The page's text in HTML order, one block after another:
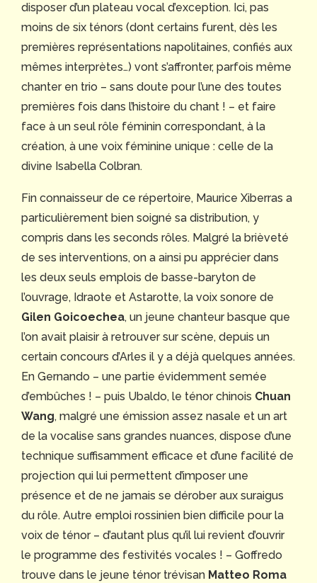
disposer d’un plateau vocal d’exception. Ici, pas
moins de six ténors (dont certains furent, dès les
premières représentations napolitaines, confiés aux
mêmes interprètes…) vont s’affronter, parfois même
chanter en trio – sans doute pour l’une des toutes
premières fois dans l’histoire du chant ! – et faire
face à un seul rôle féminin correspondant, à la
création, à une voix féminine unique : celle de la
divine Isabella Colbran.
Fin connaisseur de ce répertoire, Maurice Xiberras a
particulièrement bien soigné sa distribution, y
compris dans les seconds rôles. Malgré la brièveté
de ses interventions, on a ainsi pu apprécier dans
les deux seuls emplois de basse-baryton de
l’ouvrage, Idraote et Astarotte, la voix sonore de
Gilen Goicoechea, un jeune chanteur basque que
l’on avait plaisir à retrouver sur scène, depuis un
certain concours d’Arles il y a déjà quelques années.
En Gernando – une partie évidemment semée
d’embûches ! – puis Ubaldo, le ténor chinois Chuan
Wang, malgré une émission assez nasale et un art
de la vocalise sans grandes nuances, dispose d’une
technique suffisamment efficace et d’une facilité de
projection qui lui permettent d’imposer une
présence et de ne jamais se dérober aux suraigus
du rôle. Autre emploi rossinien bien difficile pour la
voix de ténor – d’autant plus qu’il lui revient d’ouvrir
le programme des festivités vocales ! – Goffredo
trouve dans le jeune ténor trévisan Matteo Roma